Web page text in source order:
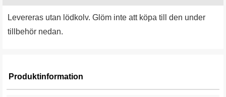
Levereras utan lödkolv. Glöm inte att köpa till den under
tillbehör nedan.
Produktinformation